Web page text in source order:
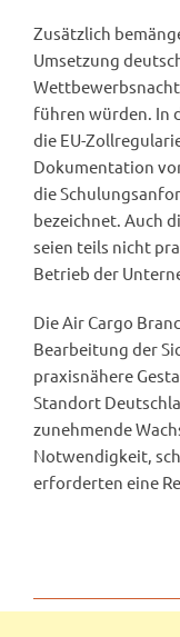
Zusätzlich
Umsetzung
führen würden. In
die EU-
Dokumentation
die
bezeichnet. Auch
seien teils nicht
Betrieb der
Die Air Cargo
Bearbeitung der
praxisnähere
Standort
zunehmende
Notwendigkeit,
erforderten eine